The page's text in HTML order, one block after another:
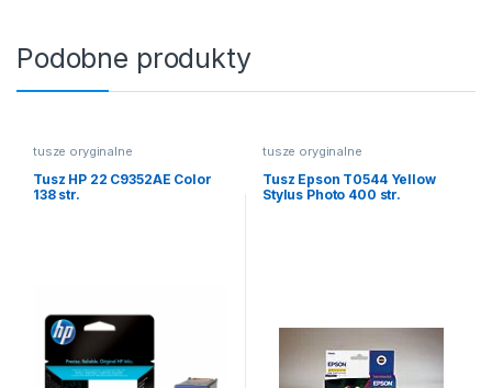
Podobne produkty
tusze oryginalne
Tusz HP 22 C9352AE Color
138 str.
tusze oryginalne
Tusz Epson T0544 Yellow
Stylus Photo 400 str.